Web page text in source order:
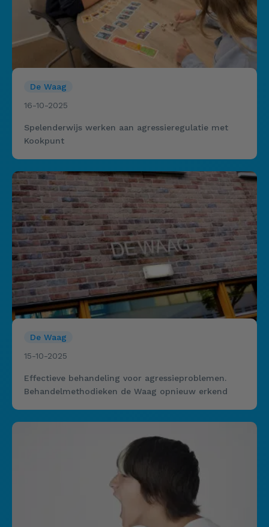
De Waag
16-10-2025
Spelenderwijs werken aan agressieregulatie met
Kookpunt
De Waag
15-10-2025
Effectieve behandeling voor agressieproblemen.
Behandelmethodieken de Waag opnieuw erkend